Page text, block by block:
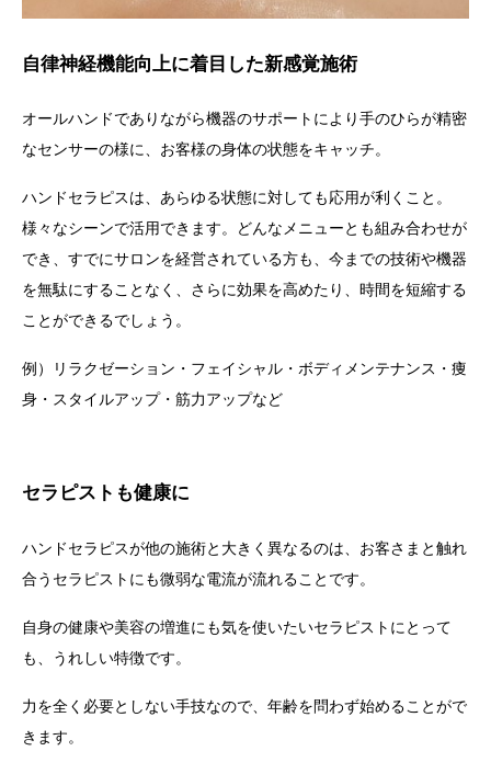
自律神経機能向上に着目した新感覚施術
オールハンドでありながら機器のサポートにより手のひらが精密
なセンサーの様に、お客様の身体の状態をキャッチ。
ハンドセラピスは、あらゆる状態に対しても応用が利くこと。
様々なシーンで活用できます。
どんなメニューとも組み合わせが
でき、すでにサロンを経営されている方も、今までの技術や機器
を無駄にすることなく、さらに効果を高めたり、時間を短縮する
ことができるでしょう。
例）リラクゼーション・フェイシャル・ボディメンテナンス・痩
身・スタイルアップ・筋力アップなど
セラピストも健康に
ハンドセラピスが他の施術と大きく異なるのは、お客さまと触れ
合うセラピストにも微弱な電流が流れることです。
自身の健康や美容の増進にも気を使いたいセラピストにとって
も、うれしい特徴です。
力を全く必要としない手技なので、年齢を問わず始めることがで
きます。